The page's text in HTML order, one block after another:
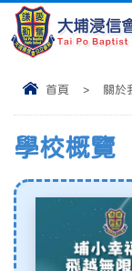
首頁 > 關於
學校概覽